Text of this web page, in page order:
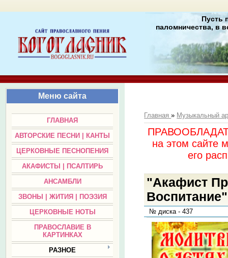
Пусть
паломничества, в
Меню сайта
ГЛАВНАЯ
АВТОРСКИЕ ПЕСНИ | КАНТЫ
ЦЕРКОВНЫЕ ПЕСНОПЕНИЯ
АКАФИСТЫ | ПСАЛТИРЬ
АНСАМБЛИ
ЗВОНЫ | ЖИТИЯ | ПОЭЗИЯ
ЦЕРКОВНЫЕ НОТЫ
ПРАВОСЛАВИЕ В
КАРТИНКАХ
РАЗНОЕ
Главная» Музыкальный
на этом сайте
его
"Акафист
№ диска - 437